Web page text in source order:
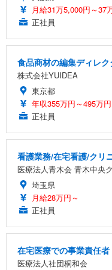
月給31万5,000円～37
正社員
食品商材の編集ディレ
株式会社YUIDEA
東京都
年収355万円～495万円
正社員
看護業務/在宅看護/クリ
医療法人青木会 青木中央
埼玉県
月給28万円～
正社員
在宅医療での事業責任者
医療法人社団桐和会